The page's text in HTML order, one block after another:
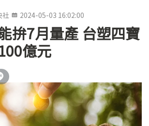
社 2024-05-03 16:02:00
拚7月量產 台塑四寶
億元